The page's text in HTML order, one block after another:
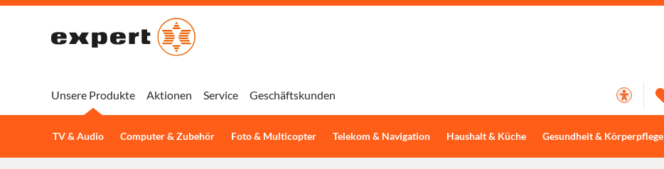
Unsere Produkte
TV & Audio Computer & Zubehör Foto & Multicopter Telekom & Navigation Haushalt & Küche Gesundheit & Körperpflege
Aktionen Service Geschäftskunden